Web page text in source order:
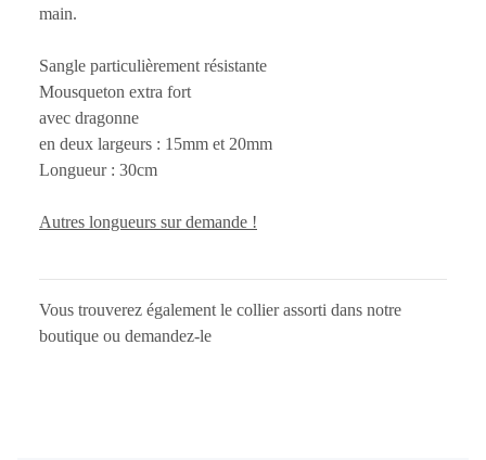
main.
Sangle particulièrement résistante
Mousqueton extra fort
avec dragonne
en deux largeurs : 15mm et 20mm
Longueur : 30cm
Autres longueurs sur demande !
Vous trouverez également le collier assorti dans notre
boutique ou demandez-le